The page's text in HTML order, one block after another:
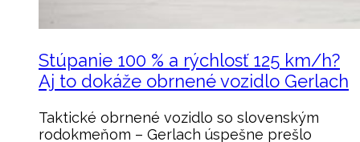
Stúpanie 100 % a rýchlosť 125 km/h?
Aj to dokáže obrnené vozidlo Gerlach
Taktické obrnené vozidlo so slovenským
rodokmeňom – Gerlach úspešne prešlo